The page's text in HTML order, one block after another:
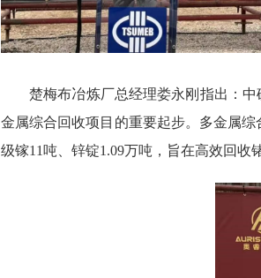
楚梅布冶炼厂总经理娄永刚指出：
金属综合回收项目的重要起步。多金属
级镓11吨、锌锭1.09万吨，旨在高效回收